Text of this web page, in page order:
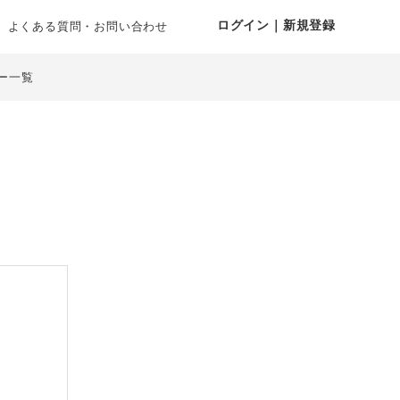
よくある質問・お問い合わせ ログイン｜新規登録
一覧